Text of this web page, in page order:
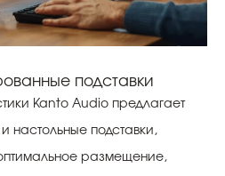
подставки
Kanto Audio предлагает
настольные подставки,
размещение,